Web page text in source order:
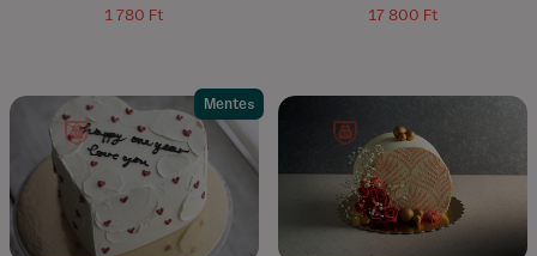
1 780 Ft 17 800 Ft
Mentes